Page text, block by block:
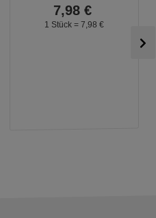
7,98 €
1 Stück = 7, 98 €